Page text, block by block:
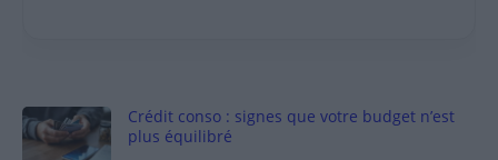
Crédit conso : signes que votre budget n’est
plus équilibré